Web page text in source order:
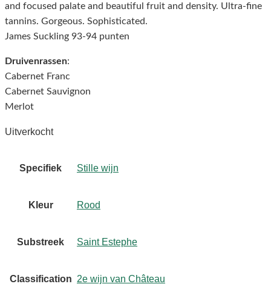
and focused palate and beautiful fruit and density. Ultra-fine
tannins. Gorgeous. Sophisticated.
James Suckling 93-94 punten
Druivenrassen:
Cabernet Franc
Cabernet Sauvignon
Merlot
Uitverkocht
Specifiek Stille wijn
Kleur Rood
Substreek Saint Estephe
Classification 2e wijn van Château